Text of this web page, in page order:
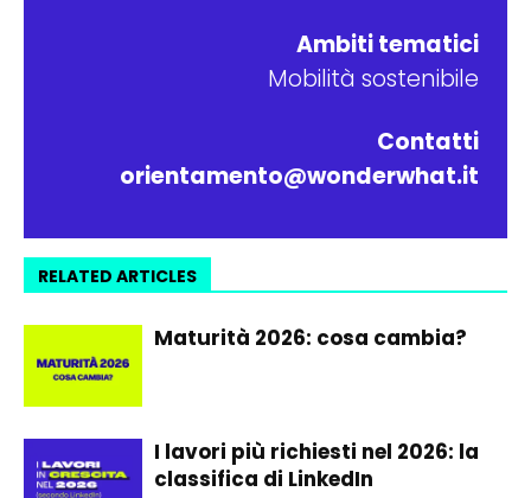
Ambiti tematici
Mobilità sostenibile
Contatti
orientamento@wonderwhat.it
RELATED ARTICLES
Maturità 2026: cosa cambia?
I lavori più richiesti nel 2026: la
classifica di LinkedIn